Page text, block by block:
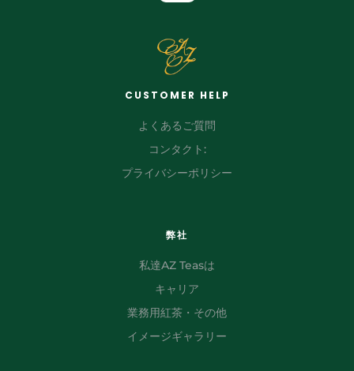
CUSTOMER HELP
よくあるご質問
コンタクト:
プライバシーポリシー
弊社
私達AZ Teasは
キャリア
業務用紅茶・その他
イメージギャラリー